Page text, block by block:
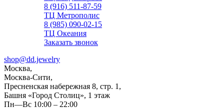
8 (916) 511-87-59
ТЦ Метрополис
8 (985) 090-02-15
ТЦ Океания
Заказать звонок
shop@dd.jewelry
Москва,
Москва-Сити,
Пресненская набережная 8, стр. 1,
Башня «Город Столиц», 1 этаж
Пн—Вс 10:00 – 22:00